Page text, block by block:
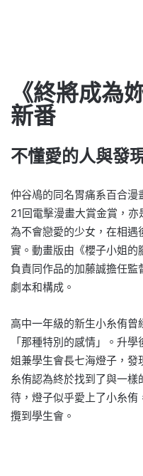
《終將成為
新番
不懂愛的人與發
仲谷鳰的同名胃痛系百合
21回電擊漫畫大賞金賞，
為不會戀愛的少女，在相
實。動畫版由《櫻子小姐的
負責同作品的加藤誠擔任
劇本和構成。
高中一年級的新生小糸侑曾
「那種特別的感情」。升
姐兼學生會長七海燈子，
糸侑認為終於找到了與一
待，燈子似乎愛上了小糸侑
攬到學生會。